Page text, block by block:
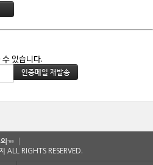
있습니다.
☜ │
RIGHTS RESERVED.